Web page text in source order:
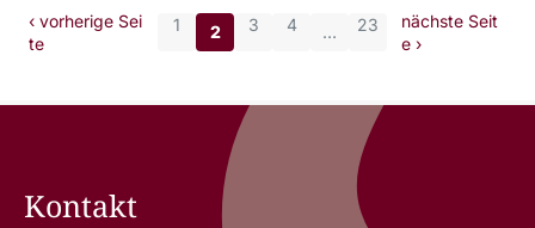
‹ vorherige Sei
te
1 2 3 4 … 23
nächste Seit
e ›
Kontakt